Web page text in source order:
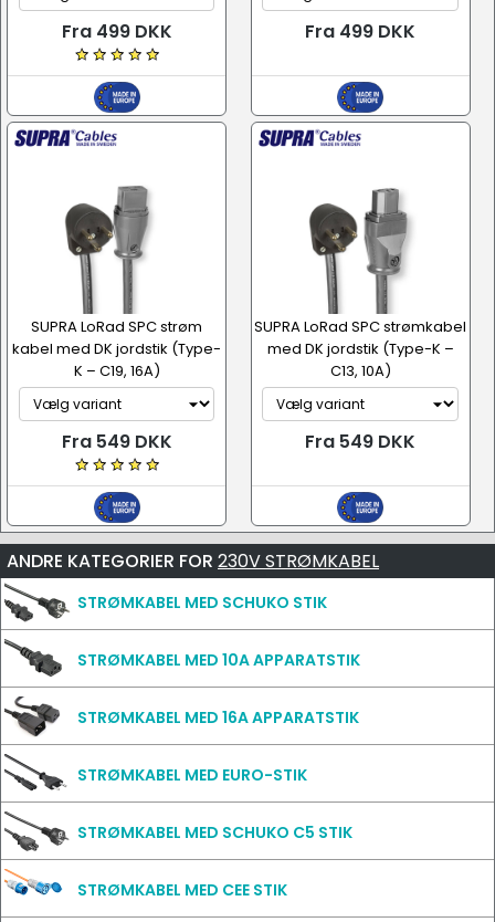
Fra 499 DKK Fra 499 DKK
SUPRA LoRad SPC strøm
kabel med DK jordstik (Type-
K – C19, 16A)
Fra 549 DKK
SUPRA LoRad SPC strømkabel
med DK jordstik (Type-K –
C13, 10A)
Fra 549 DKK
ANDRE KATEGORIER FOR 230V STRØMKABEL
STRØMKABEL MED SCHUKO STIK
STRØMKABEL MED 10A APPARATSTIK
STRØMKABEL MED 16A APPARATSTIK
STRØMKABEL MED EURO-STIK
STRØMKABEL MED SCHUKO C5 STIK
STRØMKABEL MED CEE STIK